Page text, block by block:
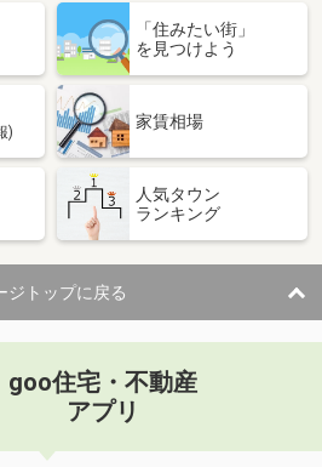
「住みたい街」
を見つけよう
)
家賃相場
人気タウン
ランキング
ジトップに戻る
goo住宅・不動産
アプリ